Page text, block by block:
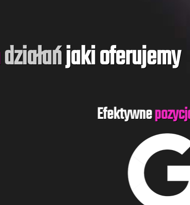
działańjaki oferujemy